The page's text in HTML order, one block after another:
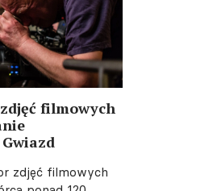
filmowych
zdjęć filmowych